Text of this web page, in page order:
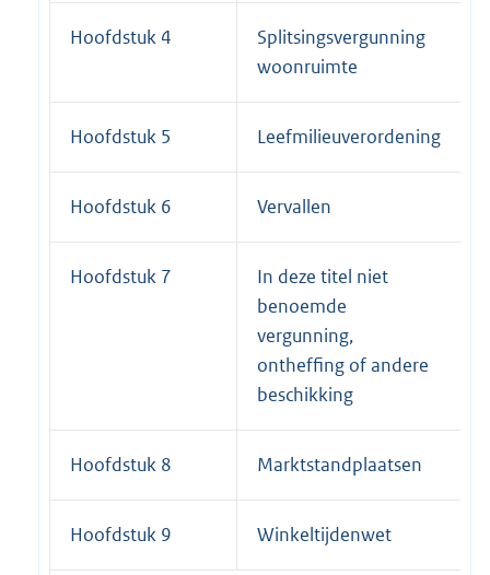
Hoofdstuk 4
Splitsingsvergunning
woonruimte
Hoofdstuk 5 Leefmilieuverordening
Hoofdstuk 6 Vervallen
Hoofdstuk 7
In deze titel niet
benoemde
vergunning,
ontheffing of andere
beschikking
Hoofdstuk 8 Marktstandplaatsen
Hoofdstuk 9 Winkeltijdenwet